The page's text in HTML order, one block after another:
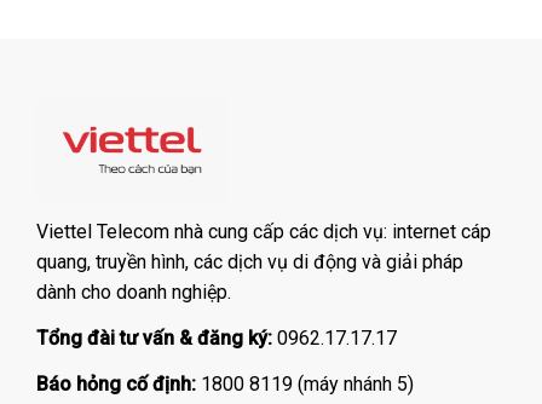
Viettel Telecom nhà cung cấp các dịch vụ: internet cáp
quang, truyền hình, các dịch vụ di động và giải pháp
dành cho doanh nghiệp.
Tổng đài tư vấn & đăng ký: 0962.17.17.17
Báo hỏng cố định: 1800 8119 (máy nhánh 5)